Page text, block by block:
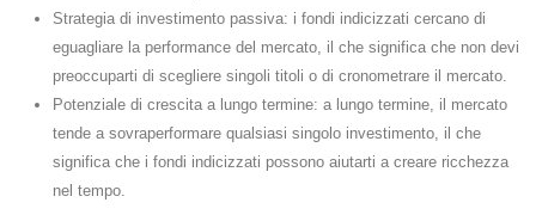
Strategia di investimento passiva: i fondi indicizzati cercano di
eguagliare la performance del mercato, il che significa che non devi
preoccuparti di scegliere singoli titoli o di cronometrare il mercato.
Potenziale di crescita a lungo termine: a lungo termine, il mercato
tende a sovraperformare qualsiasi singolo investimento, il che
significa che i fondi indicizzati possono aiutarti a creare ricchezza
nel tempo.